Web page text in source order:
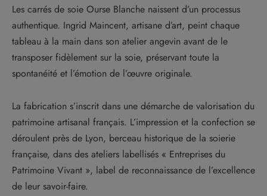
Les carrés de soie Ourse Blanche naissent d’un processus
authentique. Ingrid Maincent, artisane d’art, peint chaque
tableau à la main dans son atelier angevin avant de le
transposer fidèlement sur la soie, préservant toute la
spontanéité et l’émotion de l’œuvre originale.
La fabrication s’inscrit dans une démarche de valorisation du
patrimoine artisanal français. L’impression et la confection se
déroulent près de Lyon, berceau historique de la soierie
française, dans des ateliers labellisés « Entreprises du
Patrimoine Vivant », label de reconnaissance de l’excellence
de leur savoir-faire.